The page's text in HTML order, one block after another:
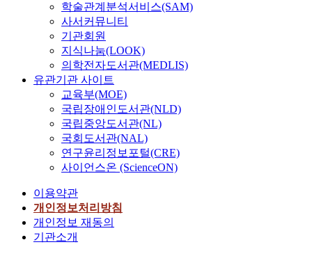
학술관계분석서비스(SAM)
사서커뮤니티
기관회원
지식나눔(LOOK)
의학전자도서관(MEDLIS)
유관기관 사이트
교육부(MOE)
국립장애인도서관(NLD)
국립중앙도서관(NL)
국회도서관(NAL)
연구윤리정보포털(CRE)
사이언스온 (ScienceON)
이용약관
개인정보처리방침
개인정보 재동의
기관소개